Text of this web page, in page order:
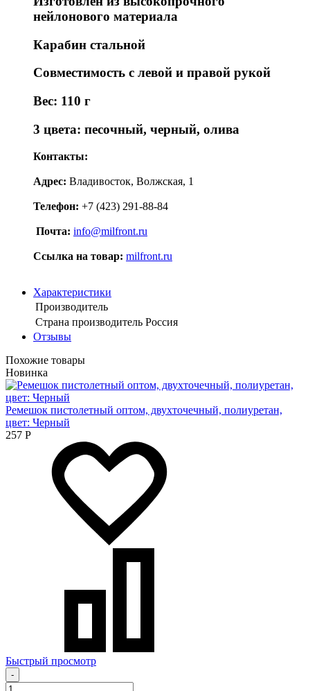
нейлонового материала
Карабин стальной
Совместимость с левой и правой рукой
Вес: 110 г
3 цвета: песочный, черный, олива
Контакты:
Адрес: Владивосток, Волжская, 1
Телефон: +7 (423) 291-88-84
Почта: info@milfront.ru
Ссылка на товар: milfront.ru
Характеристики
Производитель
Страна производитель Россия
Отзывы
Похожие товары
Новинка
Ремешок пистолетный оптом, двухточечный, полиуретан,
цвет: Черный
257 Р
Быстрый просмотр
-